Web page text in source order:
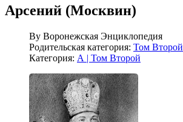
Арсений (Москвин)
By Воронежская Энциклопедия
Родительская категория: Том Второй
Категория: А | Том Второй